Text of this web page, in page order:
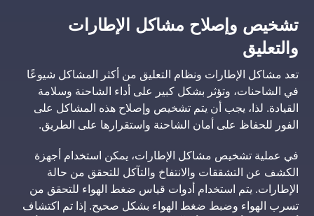
تشخيص وإصلاح مشاكل الإطارات
والتعليق
تعد مشاكل الإطارات ونظام التعليق من أكثر المشاكل شيوعًا
في الشاحنات، وتؤثر بشكل كبير على أداء الشاحنة وسلامة
القيادة. لذا، يجب أن يتم تشخيص وإصلاح هذه المشاكل على
الفور للحفاظ على أمان الشاحنة واستقرارها على الطريق.
في عملية تشخيص مشاكل الإطارات، يمكن استخدام أجهزة
الكشف عن التشققات والانتفاخ والتآكل للتحقق من حالة
الإطارات. يتم استخدام أدوات قياس ضغط الهواء للتحقق من
تسرب الهواء وضبط ضغط الهواء بشكل صحيح. إذا تم اكتشاف